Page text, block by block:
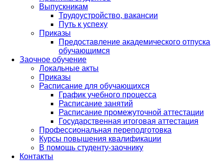
Выпускникам
Трудоустройство, вакансии
Путь к успеху
Приказы
Предоставление академического отпуска
обучающимся
Заочное обучение
Локальные акты
Приказы
Расписание для обучающихся
График учебного процесса
Расписание занятий
Расписание промежуточной аттестации
Государственная итоговая аттестация
Профессиональная переподготовка
Курсы повышения квалификации
В помощь студенту-заочнику
Контакты